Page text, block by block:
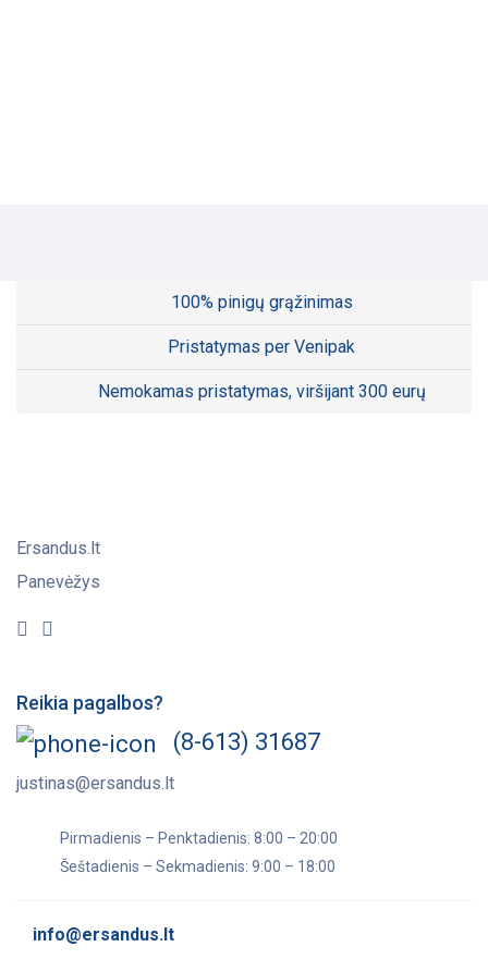
100% pinigų grąžinimas
Pristatymas per Venipak
Nemokamas pristatymas, viršijant 300 eurų
Ersandus.lt
Panevėžys
Reikia pagalbos?
(8-613) 31687
justinas@ersandus.lt
Pirmadienis – Penktadienis: 8:00 – 20:00
Šeštadienis – Sekmadienis: 9:00 – 18:00
info@ersandus.lt